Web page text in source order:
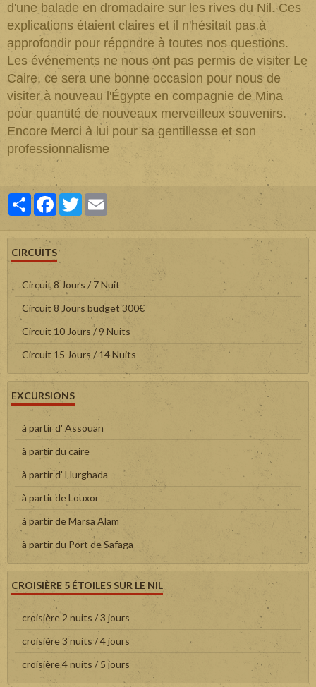
d'une balade en dromadaire sur les rives du Nil. Ces
explications étaient claires et il n'hésitait pas à
approfondir pour répondre à toutes nos questions.
Les événements ne nous ont pas permis de visiter Le
Caire, ce sera une bonne occasion pour nous de
visiter à nouveau l'Égypte en compagnie de Mina
pour quantité de nouveaux merveilleux souvenirs.
Encore Merci à lui pour sa gentillesse et son
professionnalisme
PartagerFacebook
Twitter
CIRCUITS
Circuit 8 Jours / 7 Nuit
Circuit 8 Jours budget 300€
Circuit 10 Jours / 9 Nuits
Circuit 15 Jours / 14 Nuits
EXCURSIONS
à partir d' Assouan
à partir du caire
à partir d' Hurghada
à partir de Louxor
à partir de Marsa Alam
à partir du Port de Safaga
CROISIÈRE 5 ÉTOILES SUR LE NIL
croisière 2 nuits / 3 jours
croisière 3 nuits / 4 jours
croisière 4 nuits / 5 jours